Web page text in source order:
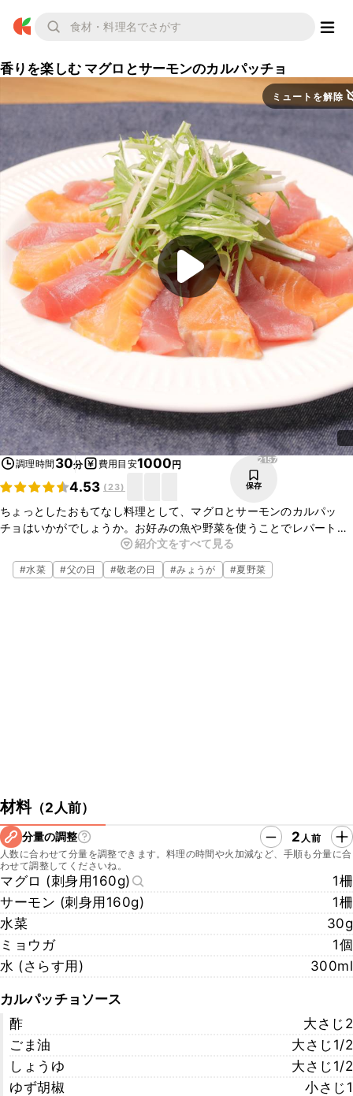
香りを楽しむ マグロとサーモンのカルパッチョ
ミュートを解除
調理時間 30分 費用目安1000円
4.53 (23)
2157
保存
ちょっとしたおもてなし料理として、マグロとサーモンのカルパッ
チョはいかがでしょうか。お好みの魚や野菜を使うことでレパート
リーが広がります。調味料もお好みの材料で幅広く作れますので、是
非お試しくださいね。
紹介文をすべて見る
#水菜 #父の日 #敬老の日 #みょうが #夏野菜
材料（2人前）
分量の調整 2 人前
人数に合わせて分量を調整できます。料理の時間や火加減など、手順も分量に合
わせて調整してくださいね。
マグロ (刺身用160g)
1柵
サーモン (刺身用160g)
1柵
水菜
30g
ミョウガ
1個
水 (さらす用)
300ml
カルパッチョソース
酢
大さじ2
ごま油
大さじ1/2
しょうゆ
大さじ1/2
ゆず胡椒
小さじ1